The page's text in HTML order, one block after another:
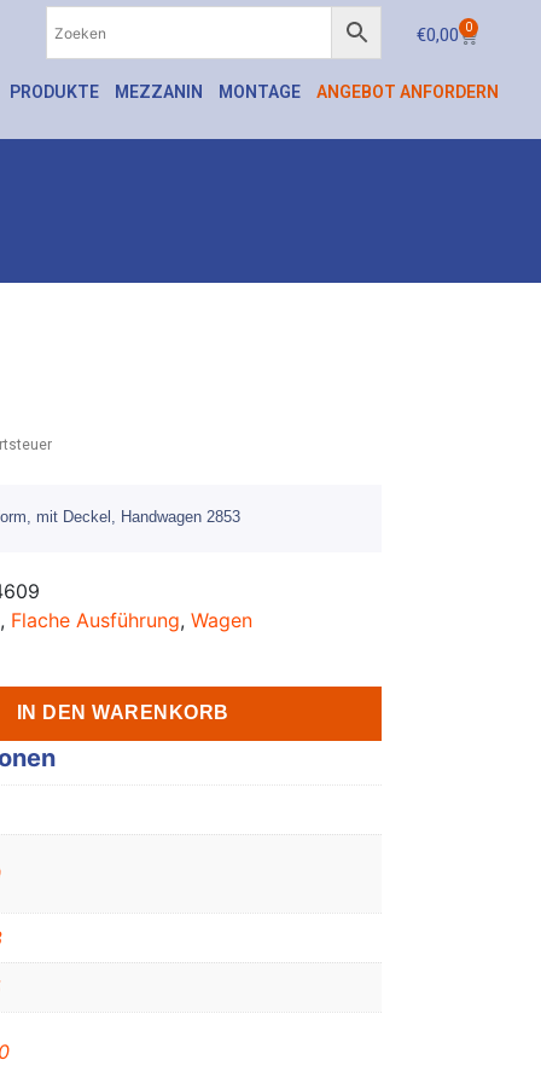
€0,00 0
PRODUKTE MEZZANIN MONTAGE ANGEBOT ANFORDERN
mit Deckel, Handwagen 2853
, Flache Ausführung, Wagen
IN DEN WARENKORB